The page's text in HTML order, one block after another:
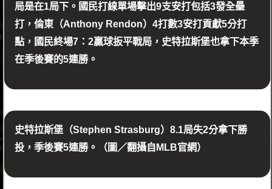
局是在1局下。國民打線單場擊出9支安打包括3發全壘
打，倫東（Anthony Rendon）4打數3安打貢獻5分打
點，國民終場7：2贏球扳平戰局，史特拉斯堡也拿下本季
在季後賽的5連勝。
史特拉斯堡（Stephen Strasburg）8.1局失2分拿下勝
投，季後賽5連勝。（圖／翻攝自MLB官網）